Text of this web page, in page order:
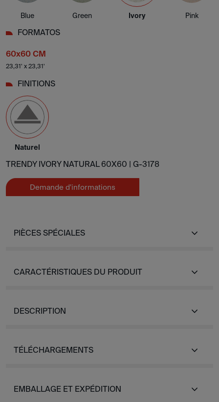
Blue Green Ivory Pink
FORMATOS
60x60 CM
23,31' x 23,31'
FINITIONS
Naturel
TRENDY IVORY NATURAL 60X60 | G-3178
Demande d'informations
PIÈCES SPÉCIALES
CARACTÉRISTIQUES DU PRODUIT
DESCRIPTION
TÉLÉCHARGEMENTS
EMBALLAGE ET EXPÉDITION